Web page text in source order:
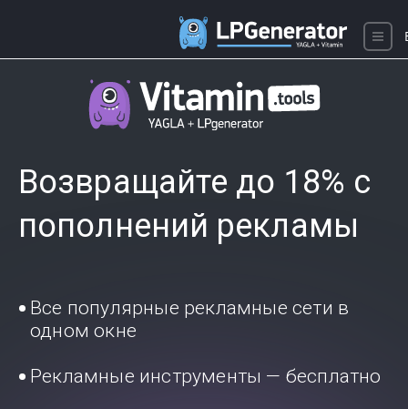
Возвращайте до 18% с
пополнений рекламы
Все популярные рекламные сети в
одном окне
Рекламные инструменты — бесплатно